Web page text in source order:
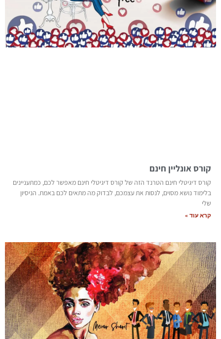
קורס אונליין חינם
קורס דיגיטלי חינם הטרנד הזה של קורס דיגיטלי חינם מאפשר לכם, כמתעניינים
בלימוד נושא מסוים, לנסות את עצמכם, לבדוק מה מתאים לכם באמת. הניסיון
שלי
קרא עוד »